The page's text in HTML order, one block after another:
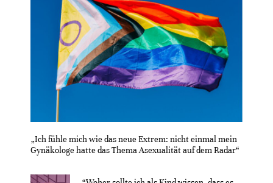
„Ich fühle mich wie das neue Extrem: nicht einmal mein
Gynäkologe hatte das Thema Asexualität auf dem Radar“